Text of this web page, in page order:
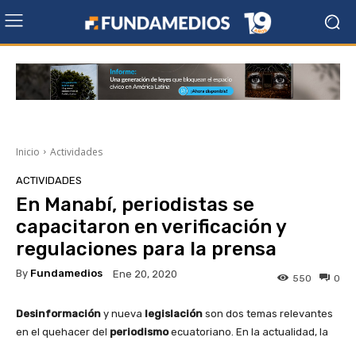
Inicio Actividades
ACTIVIDADES
En Manabí, periodistas se
capacitaron en verificación y
regulaciones para la prensa
By Fundamedios Ene 20, 2020 0
550
Desinformación y nueva legislación son dos temas relevantes
en el quehacer del periodismoecuatoriano. En la actualidad, la